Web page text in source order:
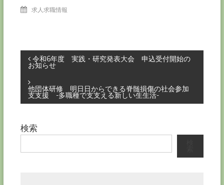
る
力
－
求人求職情報
投
稿
ナ
ビ
ゲ
令和6年度 実践・研究発表大会 申込受付開始の
お知らせ
他団体研修 明日日からできる脊髄損傷の社会参加
支支援 -多職種で支支える新しい生生活-
検索